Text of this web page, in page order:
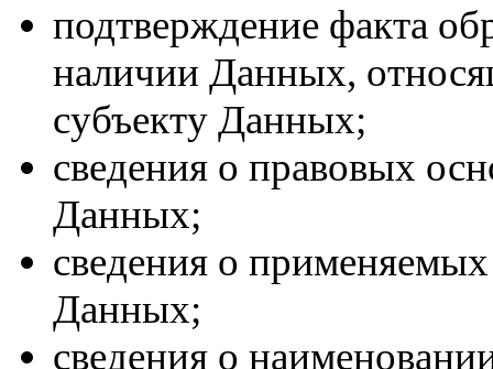
подтверждение факта
наличии Данных,
субъекту Данных;
сведения о правовых
Данных;
сведения о
Данных;
сведения о